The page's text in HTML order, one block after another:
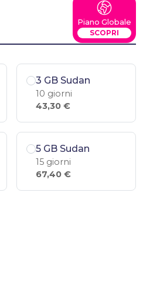
Piano Globale
SCOPRI
3 GB Sudan
10 giorni
43,30 €
5 GB Sudan
15 giorni
67,40 €